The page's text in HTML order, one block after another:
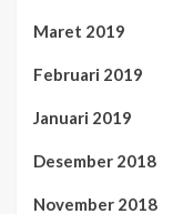
Maret 2019
Februari 2019
Januari 2019
Desember 2018
November 2018